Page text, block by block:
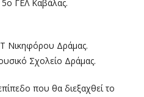
ΓΕΛ Καβάλας.
Νικηφόρου Δράμας.
Σχολείο Δράμας.
που θα διεξαχθεί το